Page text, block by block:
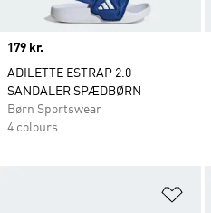
Price
179 kr.
ADILETTE ESTRAP 2.0
SANDALER SPÆDBØRN
Børn Sportswear
4 colours